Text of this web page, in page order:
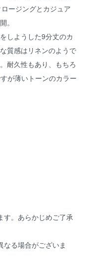
ージングとカジュア
。
しようした9分丈のカ
質感はリネンのようで
耐久性もあり、もちろ
が薄いトーンのカラー
す。あらかじめご了承
る場合がございま